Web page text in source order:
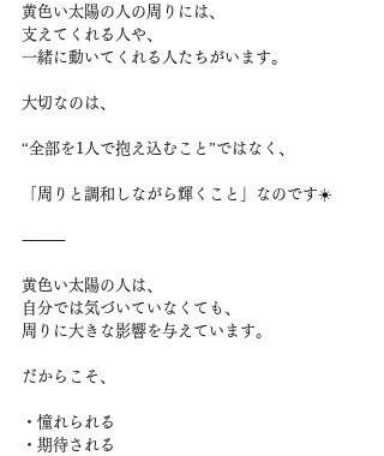
黄色い太陽の人の周りには、
支えてくれる人や、
一緒に動いてくれる人たちがいます。
大切なのは、
“全部を1人で抱え込むこと”ではなく、
「周りと調和しながら輝くこと」なのです☀️
⸻
黄色い太陽の人は、
自分では気づいていなくても、
周りに大きな影響を与えています。
だからこそ、
・憧れられる
・期待される